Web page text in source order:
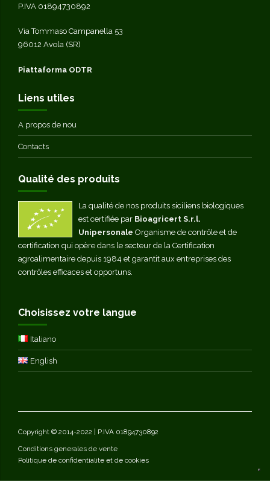
P.IVA 01894730892
Via Tommaso Campanella 53
96012 Avola (SR)
Piattaforma ODTR
Liens utiles
A propos de nou
Contacts
Qualité des produits
La qualité de nos produits siciliens biologiques
est certifiée par Bioagricert S.r.l.
Unipersonale Organisme de contrôle et de
certification qui opère dans le secteur de la Certification
agroalimentaire depuis 1984 et garantit aux entreprises des
contrôles efficaces et opportuns.
Choisissez votre langue
Italiano
English
Copyright © 2014-2022 | P.IVA 01894730892
Conditions generales de vente
Politique de confidentialite et de cookies